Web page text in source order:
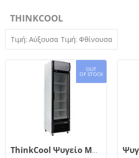
THINKCOOL
Τιμή: Αύξουσα Τιμή: Φθίνουσα
OUT
OF STOCK
ThinkCool Ψυγείο Μπύρας CB430SZ 430lt Μονόπορτο